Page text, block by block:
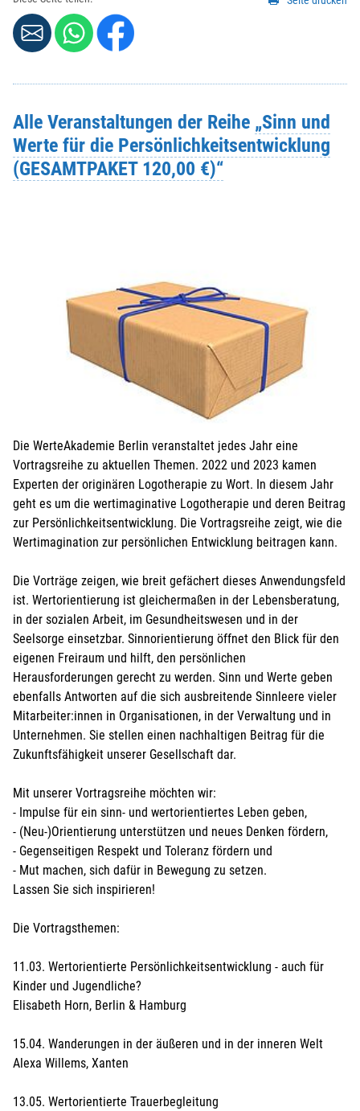
Strasse / Hausnr.
Ort *:
in der Veranstaltungsbeschreibung oben.
Weitere Personen (ab 15 Jahren)
für die weiteren Personen übernimmt der Anmelder die
Ich melde weitere Personen an (ab 15 Jahren)
Bei Veranstaltungen mit Kindern:
Kind mit anmelden
Lastschrift
Mit der Anmeldung willige ich ein, dass die
eingezogen wird.
Kontoinhaber/-in bin oder über das Einverständnis
verfüge, dass vom entsprechenden Konto die
Teilnahmegebühr eingezogen wird.
Kontoinhaber/-in
*
Name der Bank *:
Alle Veranstaltungen der Reihe „Sinn und
Werte für die Persönlichkeitsentwicklung
(GESAMTPAKET 120,00 €)“
Die WerteAkademie Berlin veranstaltet jedes Jahr eine
Vortragsreihe zu aktuellen Themen. 2022 und 2023 kamen
Experten der originären Logotherapie zu Wort. In diesem Jahr
geht es um die wertimaginative Logotherapie und deren Beitrag
zur Persönlichkeitsentwicklung. Die Vortragsreihe zeigt, wie die
Wertimagination zur persönlichen Entwicklung beitragen kann.
Die Vorträge zeigen, wie breit gefächert dieses Anwendungsfeld
ist. Wertorientierung ist gleichermaßen in der Lebensberatung,
in der sozialen Arbeit, im Gesundheitswesen und in der
Seelsorge einsetzbar. Sinnorientierung öffnet den Blick für den
eigenen Freiraum und hilft, den persönlichen
Herausforderungen gerecht zu werden. Sinn und Werte geben
ebenfalls Antworten auf die sich ausbreitende Sinnleere vieler
Mitarbeiter:innen in Organisationen, in der Verwaltung und in
Unternehmen. Sie stellen einen nachhaltigen Beitrag für die
Zukunftsfähigkeit unserer Gesellschaft dar.
Mit unserer Vortragsreihe möchten wir:
- Impulse für ein sinn- und wertorientiertes Leben geben,
- (Neu-)Orientierung unterstützen und neues Denken fördern,
- Gegenseitigen Respekt und Toleranz fördern und
- Mut machen, sich dafür in Bewegung zu setzen.
Lassen Sie sich inspirieren!
Die Vortragsthemen:
11.03. Wertorientierte Persönlichkeitsentwicklung - auch für
Kinder und Jugendliche?
Elisabeth Horn, Berlin & Hamburg
15.04. Wanderungen in der äußeren und in der inneren Welt
Alexa Willems, Xanten
13.05. Wertorientierte Trauerbegleitung